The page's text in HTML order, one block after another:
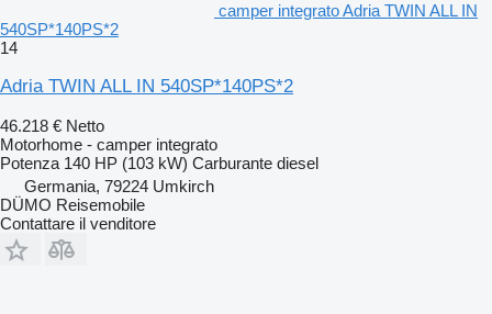
camper integrato Adria TWIN ALL IN
540SP*140PS*2
14
Adria TWIN ALL IN 540SP*140PS*2
46.218 € Netto
Motorhome - camper integrato
Potenza 140 HP (103 kW) Carburante diesel
Germania, 79224 Umkirch
DÜMO Reisemobile
Contattare il venditore